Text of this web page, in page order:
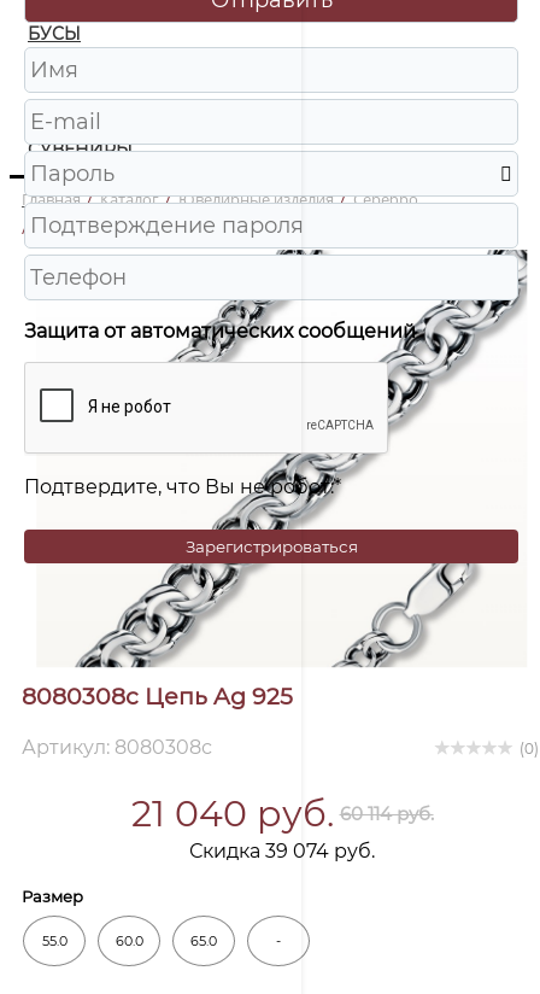
БУСЫ
ЧАСЫ
ШКАТУЛКИ
СУВЕНИРЫ
Главная / Каталог / Ювелирные изделия / Серебро
/
8080308с Цепь Ag 925
8080308с Цепь Ag 925
Артикул: 8080308с (0)
21 040 руб. 60 114 руб.
Скидка 39 074 руб.
Размер
55.0 60.0 65.0 -
Защита от автоматических сообщений
Подтвердите, что Вы не робот:*
Зарегистрироваться